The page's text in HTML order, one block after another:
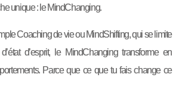
unique : le MindChanging.
Coaching de vie ou MindShifting, qui se limite
d’esprit, le MindChanging transforme en
Parce que ce que tu fais change ce